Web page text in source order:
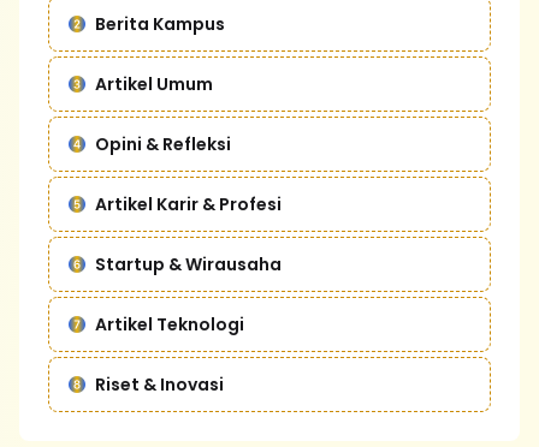
Berita Kampus
Artikel Umum
Opini & Refleksi
Artikel Karir & Profesi
Startup & Wirausaha
Artikel Teknologi
Riset & Inovasi